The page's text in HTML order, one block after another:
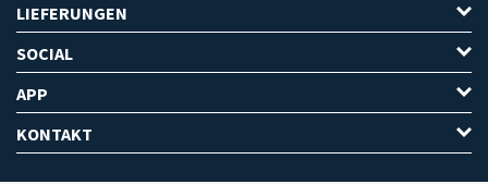
LIEFERUNGEN
SOCIAL
APP
KONTAKT